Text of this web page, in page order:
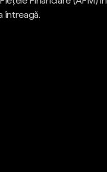
întreagă.